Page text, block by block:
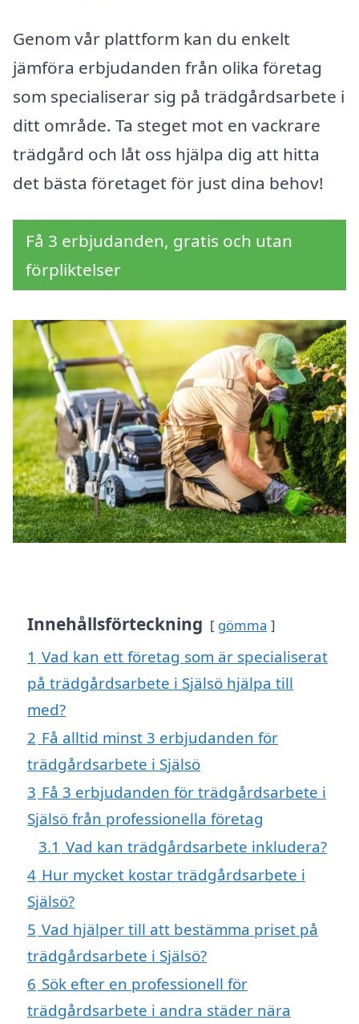
Genom vår plattform kan du enkelt
jämföra erbjudanden från olika företag
som specialiserar sig på trädgårdsarbete i
ditt område. Ta steget mot en vackrare
trädgård och låt oss hjälpa dig att hitta
det bästa företaget för just dina behov!
Få 3 erbjudanden, gratis och utan
förpliktelser
Innehållsförteckning gömma
1 Vad kan ett företag som är specialiserat
på trädgårdsarbete i Själsö hjälpa till
med?
2 Få alltid minst 3 erbjudanden för
trädgårdsarbete i Själsö
3 Få 3 erbjudanden för trädgårdsarbete i
Själsö från professionella företag
3.1 Vad kan trädgårdsarbete inkludera?
4 Hur mycket kostar trädgårdsarbete i
Själsö?
5 Vad hjälper till att bestämma priset på
trädgårdsarbete i Själsö?
6 Sök efter en professionell för
trädgårdsarbete i andra städer nära